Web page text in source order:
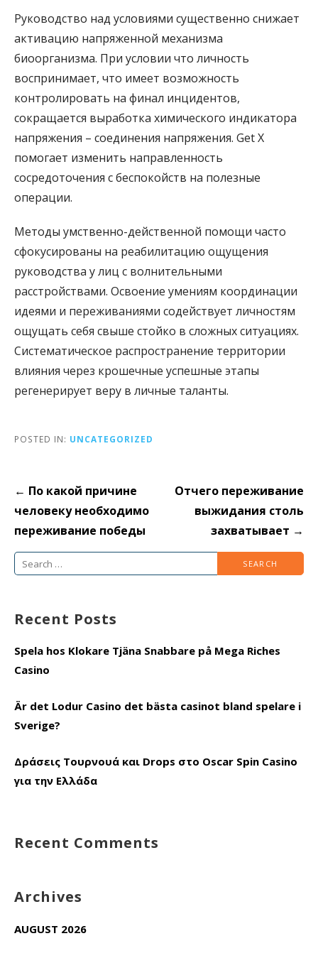
Руководство над условиями существенно снижает
активацию напряженной механизма
биоорганизма. При условии что личность
воспринимает, что имеет возможность
контролировать на финал инцидентов,
сокращается выработка химического индикатора
напряжения – соединения напряжения. Get X
помогает изменить направленность
сосредоточения с беспокойств на полезные
операции.
Методы умственно-действенной помощи часто
сфокусированы на реабилитацию ощущения
руководства у лиц с волнительными
расстройствами. Освоение умениям координации
идеями и переживаниями содействует личностям
ощущать себя свыше стойко в сложных ситуациях.
Систематическое распространение территории
влияния через крошечные успешные этапы
регенерирует веру в личные таланты.
POSTED IN: UNCATEGORIZED
Post
navigation
← По какой причине
человеку необходимо
переживание победы
Отчего переживание
выжидания столь
захватывает →
Search
Recent Posts
Spela hos Klokare Tjäna Snabbare på Mega Riches
Casino
Är det Lodur Casino det bästa casinot bland spelare i
Sverige?
Δράσεις Τουρνουά και Drops στο Oscar Spin Casino
για την Ελλάδα
Recent Comments
Archives
AUGUST 2026